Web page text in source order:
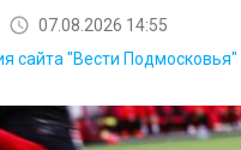
07.08.2026 14:55
сайта "Вести Подмосковья"